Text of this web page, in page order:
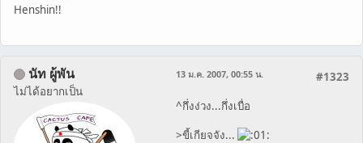
Henshin!!
นัท ผู้พัน
ไม่ได้อยากเป็น
#1323
13 ม.ค. 2007, 00:55 น.
^กึ่งง่วง...กึ่งเบื่อ
>ขี้เกียจจัง...